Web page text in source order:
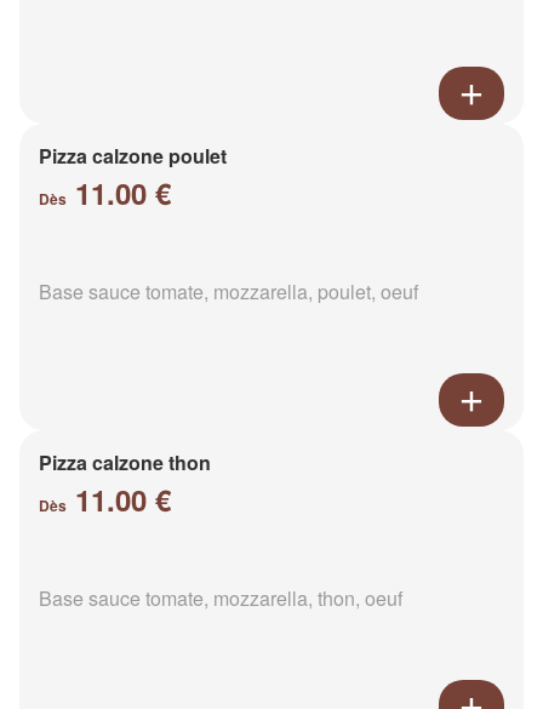
Pizza calzone poulet
Dès 11.00 €
Base sauce tomate, mozzarella, poulet, oeuf
Pizza calzone thon
Dès 11.00 €
Base sauce tomate, mozzarella, thon, oeuf